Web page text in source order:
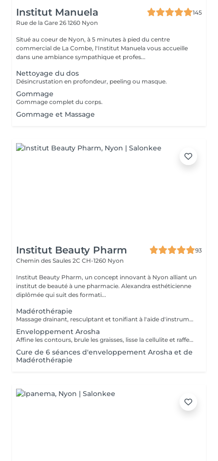
Institut Manuela
145
Rue de la Gare 26 1260 Nyon
Situé au coeur de Nyon, à 5 minutes à pied du centre
commercial de La Combe, l'Institut Manuela vous accueille
dans une ambiance sympathique et profes...
Nettoyage du dos
Désincrustation en profondeur, peeling ou masque.
Gommage
Gommage complet du corps.
Gommage et Massage
Institut Beauty Pharm
93
Chemin des Saules 2C CH-1260 Nyon
Institut Beauty Pharm, un concept innovant à Nyon alliant un
institut de beauté à une pharmacie. Alexandra esthéticienne
diplômée qui suit des formati...
Madérothérapie
Massage drainant, resculptant et tonifiant à l'aide d'instruments en bois
Enveloppement Arosha
Affine les contours, brule les graisses, lisse la cellulite et raffermit
Cure de 6 séances d'enveloppement Arosha et de
Madérothérapie